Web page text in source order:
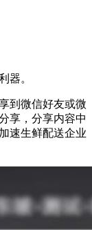
器。
到微信好友或微
享，分享内容中
速生鲜配送企业